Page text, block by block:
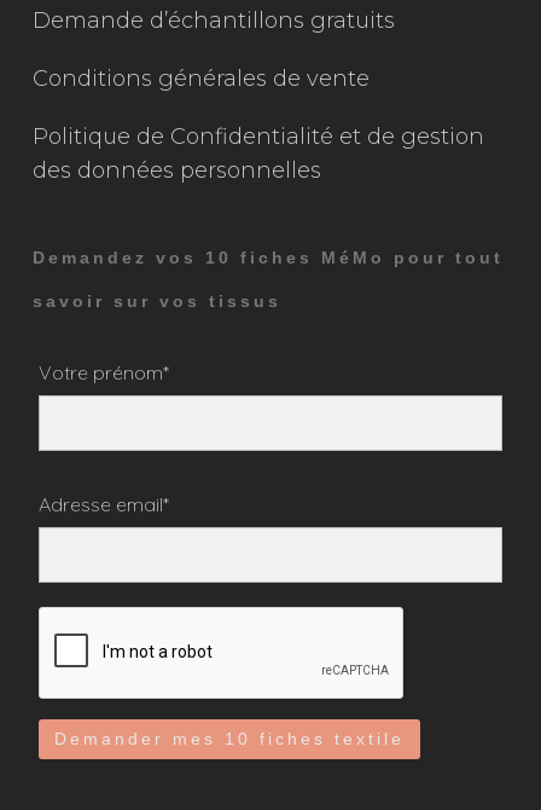
Demande d’échantillons gratuits
Conditions générales de vente
Politique de Confidentialité et de gestion
des données personnelles
Demandez vos 10 fiches MéMo pour tout
savoir sur vos tissus
Votre prénom*
Adresse email*